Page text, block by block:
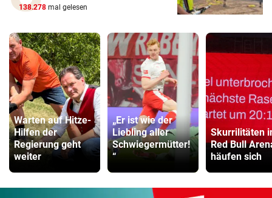
138.278 mal gelesen
Warten auf Hitze-
Hilfen der
Regierung geht
weiter
„Er ist wie der
Liebling aller
Schwiegermütter!
“
Skurrilitäten
Red Bull
häufen sich